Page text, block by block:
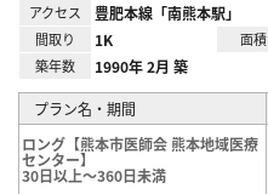
アクセス 豊肥本線「南熊本駅」
間取り 1K 面積
築年数 1990年 2月 築
プラン名・期間
ロング【熊本市医師会 熊本地域医療
センター】
30日以上～360日未満